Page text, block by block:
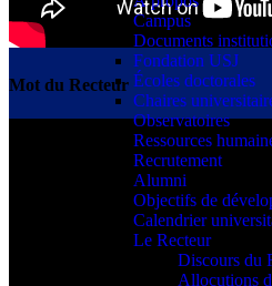
Campus
Documents
Fondation USJ
Écoles doctorales
Chaires
Observatoires
Ressources
Recrutement
Alumni
Objectifs de
Calendrier
Le Recteur
Discours du
Allocutions
Mot du Recteur